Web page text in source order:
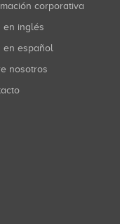
corporativa
en inglés
en español
nosotros